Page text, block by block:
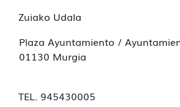
Zuiako Udala
Plaza Ayuntamiento /
01130 Murgia
TEL. 945430005